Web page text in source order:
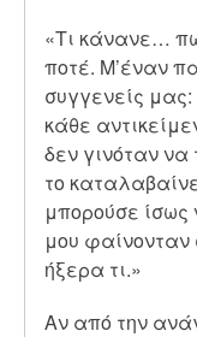
«Τι κάνανε…
ποτέ. Μ’έναν
συγγενείς μας:
κάθε
δεν γινόταν
το
μπορούσε ίσως
μου φαίνονταν
ήξερα τι.»
Αν από την